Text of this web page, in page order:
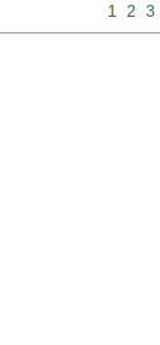
1 2 3